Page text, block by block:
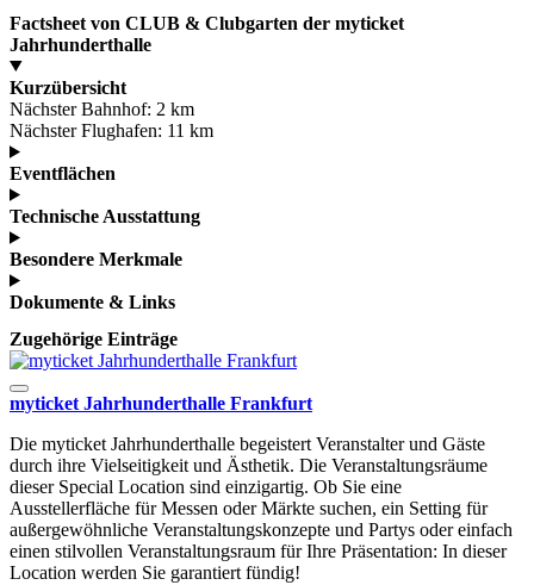
Factsheet von CLUB & Clubgarten der myticket
Jahrhunderthalle
Kurzübersicht
Nächster Bahnhof: 2 km
Nächster Flughafen: 11 km
Eventflächen
Technische Ausstattung
Besondere Merkmale
Dokumente & Links
Zugehörige Einträge
myticket Jahrhunderthalle Frankfurt
Die myticket Jahrhunderthalle begeistert Veranstalter und Gäste
durch ihre Vielseitigkeit und Ästhetik. Die Veranstaltungsräume
dieser Special Location sind einzigartig. Ob Sie eine
Ausstellerfläche für Messen oder Märkte suchen, ein Setting für
außergewöhnliche Veranstaltungskonzepte und Partys oder einfach
einen stilvollen Veranstaltungsraum für Ihre Präsentation: In dieser
Location werden Sie garantiert fündig!